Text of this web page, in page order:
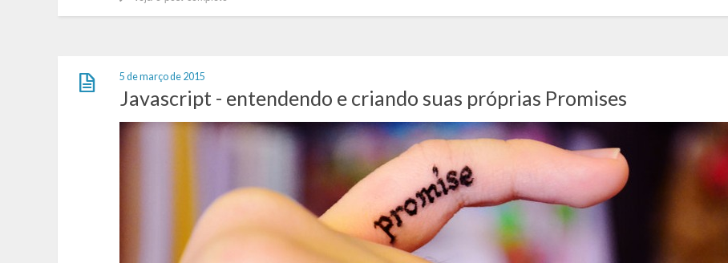
5 de março de 2015
Javascript - entendendo e criando suas próprias Promises